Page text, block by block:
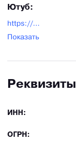
Ютуб:
https://www.youtube.com/@Dimergy-crimea/videos
Показать
Реквизиты
ИНН:
ОГРН: